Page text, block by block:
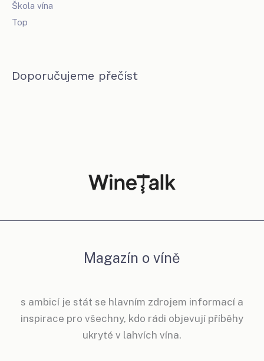
Škola vína
Top
Doporučujeme přečíst
Magazín o víně
s ambicí je stát se hlavním zdrojem informací a
inspirace pro všechny, kdo rádi objevují příběhy
ukryté v lahvích vína.